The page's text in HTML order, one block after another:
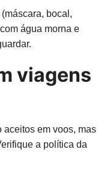
bocal,
água morna e
viagens
aceitos em voos, mas
a política da